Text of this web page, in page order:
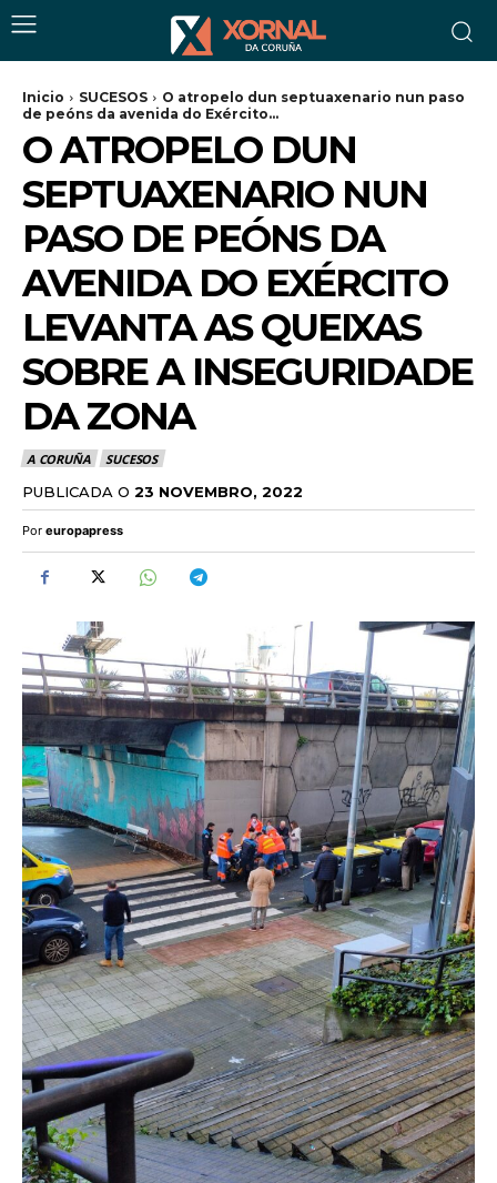
Inicio SUCESOS
O atropelo dun septuaxenario nun paso
de peóns da avenida do Exército...
O ATROPELO DUN
SEPTUAXENARIO NUN
PASO DE PEÓNS DA
AVENIDA DO EXÉRCITO
LEVANTA AS QUEIXAS
SOBRE A INSEGURIDADE
DA ZONA
A CORUÑA SUCESOS
PUBLICADA O 23 NOVEMBRO, 2022
Por europapress